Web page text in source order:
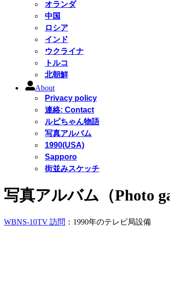
オランダ
中国
ロシア
インド
ウクライナ
トルコ
北朝鮮
About
Privacy policy
連絡: Contact
ルピちゃん物語
写真アルバム
1990(USA)
Sapporo
街並みスケッチ
写真アルバム（Photo
WBNS-10TV 訪問 ：1990年のテレビ局設備